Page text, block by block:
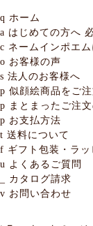
q ホーム
a はじめての方へ
c ネームインポエ
o お客様の声
s 法人のお客様へ
p 似顔絵商品をご
p まとまったご注
p お支払方法
t 送料について
f ギフト包装・ラ
u よくあるご質問
カタログ請求
v お問い合わせ